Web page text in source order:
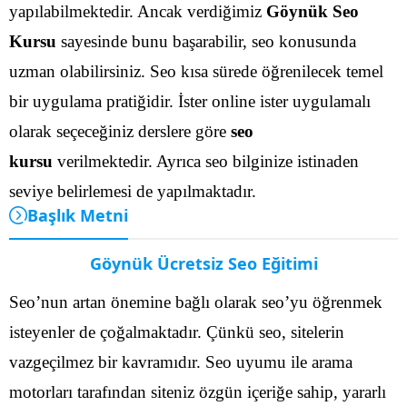
yapılabilmektedir. Ancak verdiğimiz Göynük Seo
Kursu sayesinde bunu başarabilir, seo konusunda
uzman olabilirsiniz. Seo kısa sürede öğrenilecek temel
bir uygulama pratiğidir. İster online ister uygulamalı
olarak seçeceğiniz derslere göre seo
kursu verilmektedir. Ayrıca seo bilginize istinaden
seviye belirlemesi de yapılmaktadır.
Başlık Metni
Göynük Ücretsiz Seo Eğitimi
Seo’nun artan önemine bağlı olarak seo’yu öğrenmek
isteyenler de çoğalmaktadır. Çünkü seo, sitelerin
vazgeçilmez bir kavramıdır. Seo uyumu ile arama
motorları tarafından siteniz özgün içeriğe sahip, yararlı